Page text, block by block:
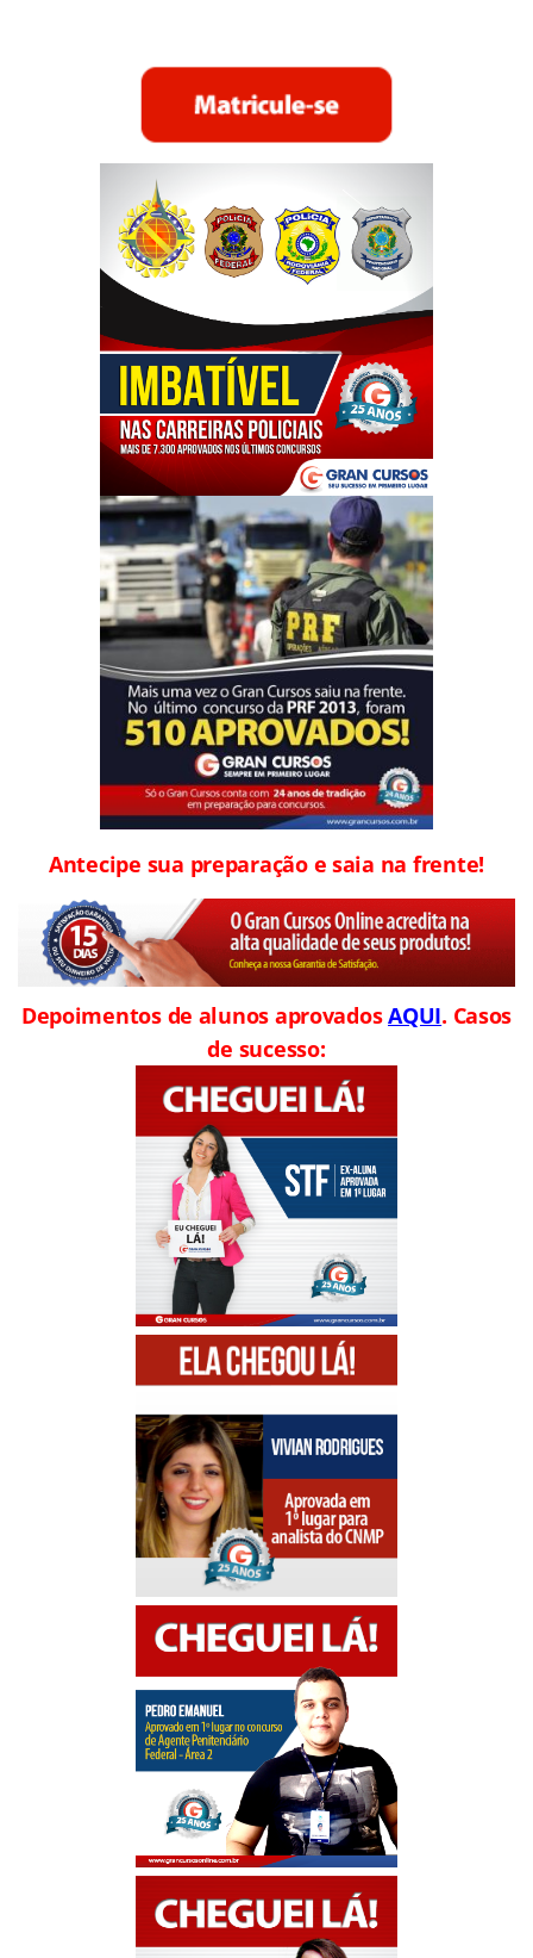
Antecipe sua preparação e saia na frente!
Depoimentos de alunos aprovadosAQUI. Casos
de sucesso: